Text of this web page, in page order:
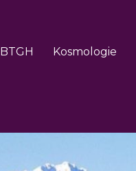
BTGH Kosmologie